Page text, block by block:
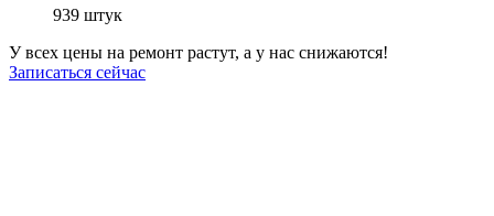
939 штук
У всех цены на ремонт растут, а у нас снижаются!
Записаться сейчас